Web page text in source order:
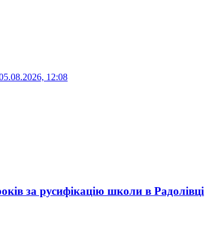
12:08
за русифікацію школи в Радолівці